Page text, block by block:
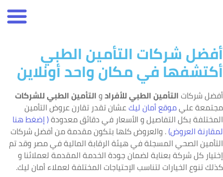
شركات التأمين الطبي
في مكان واحد أونلاين
شركات التأمين الطبي للأفرادوالتأمين الطبي للشركات
عليموقع أمان ليكعشان تقدر تقارن عروض التأمين
بكل التفاصيل و الأسعار في دقائق معدودة( إضغط هنا
العروض). والعروض كلها بتكون مقدمة من أفضل شركات
الصحي المسجلة في هيئة الرقابة المالية في مصر وقد تم
كل شركة بعناية لضمان جودة الخدمة المقدمة لعملائنا و
تنوع الخيارات لتناسب الإحتياجات المختلفة لعملاء أمان ليك.